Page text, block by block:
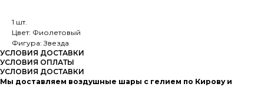
1 шт.
Цвет: Фиолетовый
Фигура: Звезда
УСЛОВИЯ ДОСТАВКИ
УСЛОВИЯ ОПЛАТЫ
УСЛОВИЯ ДОСТАВКИ
Мы доставляем воздушные шары с гелием по Кирову и